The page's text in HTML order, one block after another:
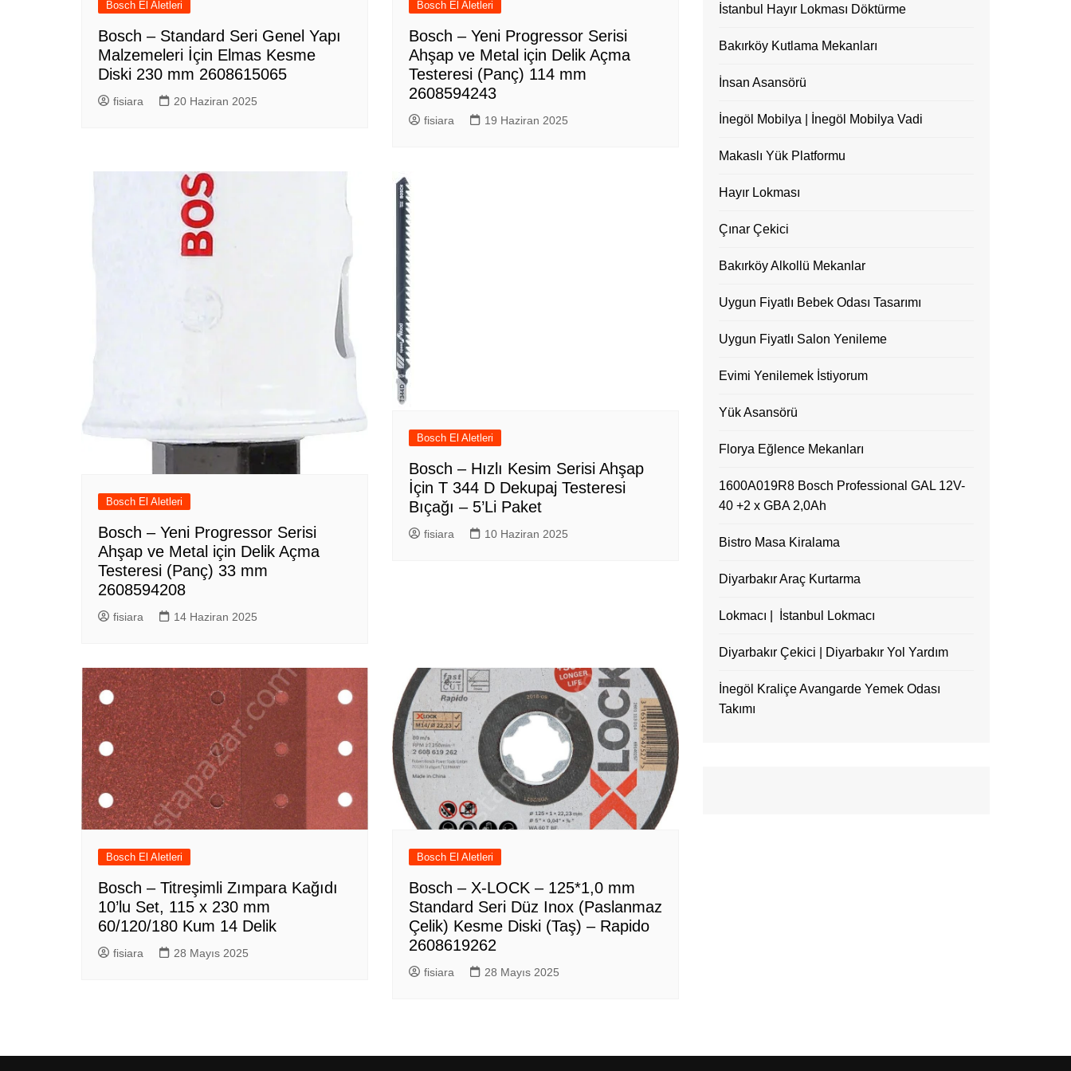
Bosch El Aletleri
Bosch – Standard Seri Genel Yapı
Malzemeleri İçin Elmas Kesme
Diski 230 mm 2608615065
fisiara 20 Haziran 2025
Bosch El Aletleri
Bosch – Yeni Progressor Serisi
Ahşap ve Metal için Delik Açma
Testeresi (Panç) 114 mm
2608594243
fisiara 19 Haziran 2025
Bosch El Aletleri
Bosch – Yeni Progressor Serisi
Ahşap ve Metal için Delik Açma
Testeresi (Panç) 33 mm
2608594208
fisiara 14 Haziran 2025
Bosch El Aletleri
Bosch – Hızlı Kesim Serisi Ahşap
İçin T 344 D Dekupaj Testeresi
Bıçağı – 5’Li Paket
fisiara 10 Haziran 2025
Bosch El Aletleri
Bosch – Titreşimli Zımpara Kağıdı
10’lu Set, 115 x 230 mm
60/120/180 Kum 14 Delik
fisiara 28 Mayıs 2025
Bosch El Aletleri
Bosch – X-LOCK – 125*1,0 mm
Standard Seri Düz Inox (Paslanmaz
Çelik) Kesme Diski (Taş) – Rapido
2608619262
fisiara 28 Mayıs 2025
İstanbul Hayır Lokması Döktürme
Bakırköy Kutlama Mekanları
İnsan Asansörü
İnegöl Mobilya | İnegöl Mobilya Vadi
Makaslı Yük Platformu
Hayır Lokması
Çınar Çekici
Bakırköy Alkollü Mekanlar
Uygun Fiyatlı Bebek Odası Tasarımı
Uygun Fiyatlı Salon Yenileme
Evimi Yenilemek İstiyorum
Yük Asansörü
Florya Eğlence Mekanları
1600A019R8 Bosch Professional GAL 12V-
40 +2 x GBA 2,0Ah
Bistro Masa Kiralama
Diyarbakır Araç Kurtarma
Lokmacı | İstanbul Lokmacı
Diyarbakır Çekici | Diyarbakır Yol Yardım
İnegöl Kraliçe Avangarde Yemek Odası
Takımı